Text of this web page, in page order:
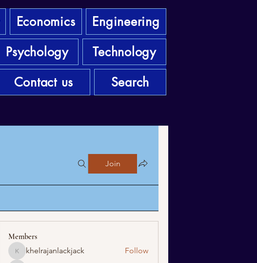
Economics
Engineering
Psychology
Technology
Contact us Search
Join
Members
khelrajanlackjack
khelrajanlackjack Follow